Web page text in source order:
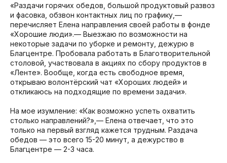
«Раздачи горячих обедов, большой продуктовый развоз
и фасовка, обзвон контактных лиц по графику,—
перечисляет Елена направления своей работы в фонде
«Хорошие люди».— Выезжаю по возможности на
некоторые задачи по уборке и ремонту, дежурю в
Благцентре. Пробовала работать в Благотворительной
столовой, участвовала в акциях по сбору продуктов в
«Ленте». Вообще, когда есть свободное время,
открываю волонтёрский чат «Хороших людей» и
откликаюсь на подходящие по времени задачи».
На мое изумление: «Как возможно успеть охватить
столько направлений?»,— Елена отвечает, что это
только на первый взгляд кажется трудным. Раздача
обедов — это всего 15-20 минут, а дежурство в
Благцентре — 2-3 часа.